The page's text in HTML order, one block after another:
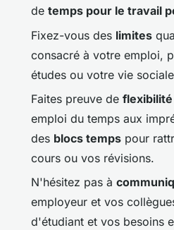
de temps pour le travail
Fixez-vous des limites
consacré à votre emploi,
études ou votre vie
Faites preuve de flexibilité
emploi du temps aux
des blocs temps pour
cours ou vos révisions.
N'hésitez pas à
employeur et vos
d'étudiant et vos besoins